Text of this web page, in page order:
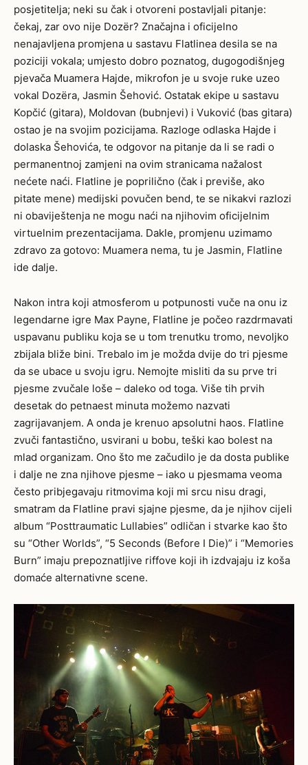
posjetitelja; neki su čak i otvoreni postavljali pitanje:
čekaj, zar ovo nije Dozër? Značajna i oficijelno
nenajavljena promjena u sastavu Flatlinea desila se na
poziciji vokala; umjesto dobro poznatog, dugogodišnjeg
pjevača Muamera Hajde, mikrofon je u svoje ruke uzeo
vokal Dozëra, Jasmin Šehović. Ostatak ekipe u sastavu
Kopčić (gitara), Moldovan (bubnjevi) i Vuković (bas gitara)
ostao je na svojim pozicijama. Razloge odlaska Hajde i
dolaska Šehovića, te odgovor na pitanje da li se radi o
permanentnoj zamjeni na ovim stranicama nažalost
nećete naći. Flatline je poprilično (čak i previše, ako
pitate mene) medijski povučen bend, te se nikakvi razlozi
ni obaviještenja ne mogu naći na njihovim oficijelnim
virtuelnim prezentacijama. Dakle, promjenu uzimamo
zdravo za gotovo: Muamera nema, tu je Jasmin, Flatline
ide dalje.
Nakon intra koji atmosferom u potpunosti vuče na onu iz
legendarne igre Max Payne, Flatline je počeo razdrmavati
uspavanu publiku koja se u tom trenutku tromo, nevoljko
zbijala bliže bini. Trebalo im je možda dvije do tri pjesme
da se ubace u svoju igru. Nemojte misliti da su prve tri
pjesme zvučale loše – daleko od toga. Više tih prvih
desetak do petnaest minuta možemo nazvati
zagrijavanjem. A onda je krenuo apsolutni haos. Flatline
zvuči fantastično, usvirani u bobu, teški kao bolest na
mlad organizam. Ono što me začudilo je da dosta publike
i dalje ne zna njihove pjesme – iako u pjesmama veoma
često pribjegavaju ritmovima koji mi srcu nisu dragi,
smatram da Flatline pravi sjajne pjesme, da je njihov cijeli
album “Posttraumatic Lullabies” odličan i stvarke kao što
su “Other Worlds”, “5 Seconds (Before I Die)” i “Memories
Burn” imaju prepoznatljive riffove koji ih izdvajaju iz koša
domaće alternativne scene.